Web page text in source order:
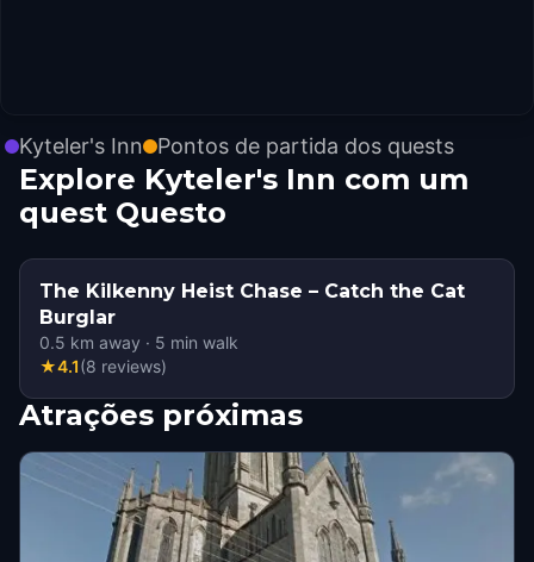
Kyteler's Inn Pontos de partida dos quests
Explore Kyteler's Inn com um
quest Questo
The Kilkenny Heist Chase – Catch the Cat
Burglar
0.5 km away · 5 min walk
★4.1(8 reviews)
Atrações próximas